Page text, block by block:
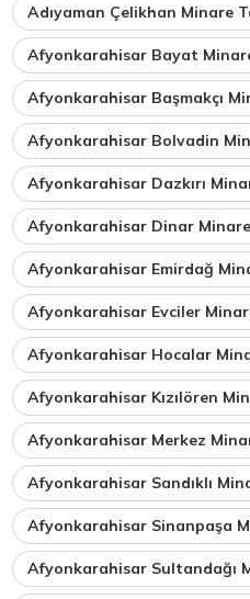
Adıyaman Çelikhan Minare
Afyonkarahisar Bayat
Afyonkarahisar Başmakçı
Afyonkarahisar Bolvadin
Afyonkarahisar Dazkırı
Afyonkarahisar Dinar
Afyonkarahisar Emirdağ
Afyonkarahisar Evciler
Afyonkarahisar Hocalar
Afyonkarahisar Kızılören
Afyonkarahisar Merkez
Afyonkarahisar Sandıklı
Afyonkarahisar Sinanpaşa
Afyonkarahisar Sultandağı